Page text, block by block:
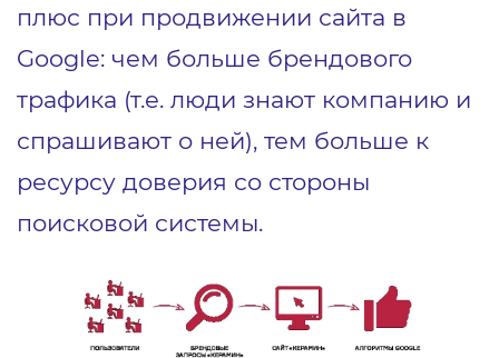
плюс при продвижении сайта в
Google: чем больше брендового
трафика (т.е. люди знают компанию и
спрашивают о ней), тем больше к
ресурсу доверия со стороны
поисковой системы.